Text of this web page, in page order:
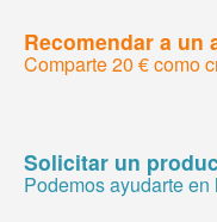
Recomendar a un
Comparte 20 € como
Solicitar un
Podemos ayudarte